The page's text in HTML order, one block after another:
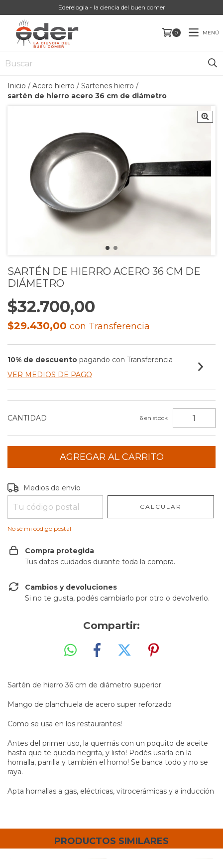
Ederelogia - la ciencia del buen comer
0 MENÚ
Inicio / Acero hierro / Sartenes hierro /
sartén de hierro acero 36 cm de diámetro
SARTÉN DE HIERRO ACERO 36 CM DE
DIÁMETRO
$32.700,00
$29.430,00 con Transferencia
10% de descuento pagando con Transferencia
VER MEDIOS DE PAGO
CANTIDAD 6 en stock
Entregas para el CP:
Medios de envío
CALCULAR
No sé mi código postal
Compra protegida
Tus datos cuidados durante toda la compra.
Cambios y devoluciones
Si no te gusta, podés cambiarlo por otro o devolverlo.
Compartir:
Sartén de hierro 36 cm de diámetro superior
Mango de planchuela de acero super reforzado
Como se usa en los restaurantes!
Antes del primer uso, la quemás con un poquito de aceite
hasta que te queda negrita, y listo! Podés usarla en la
hornalla, parrilla y también el horno! Se banca todo y no se
raya.
Apta hornallas a gas, eléctricas, vitrocerámicas y a inducción
PRODUCTOS SIMILARES